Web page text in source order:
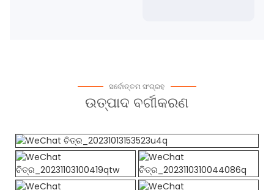
ସର୍ବୋତ୍ତମ ସଂଗ୍ରହ
ଉତ୍ପାଦ ବର୍ଗୀକରଣ